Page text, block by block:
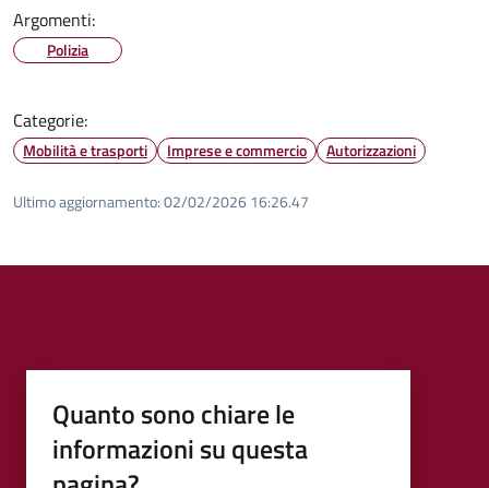
Argomenti:
Polizia
Categorie:
Mobilità e trasporti Imprese e commercio Autorizzazioni
Ultimo aggiornamento:02/02/2026 16:26.47
Quanto sono chiare le
informazioni su questa